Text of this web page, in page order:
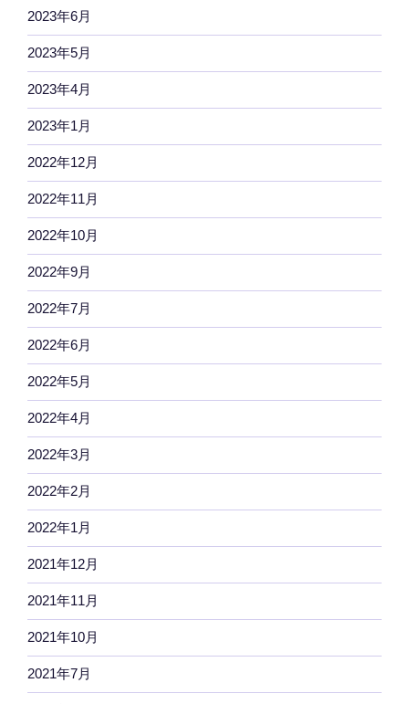
2023年6月
2023年5月
2023年4月
2023年1月
2022年12月
2022年11月
2022年10月
2022年9月
2022年7月
2022年6月
2022年5月
2022年4月
2022年3月
2022年2月
2022年1月
2021年12月
2021年11月
2021年10月
2021年7月